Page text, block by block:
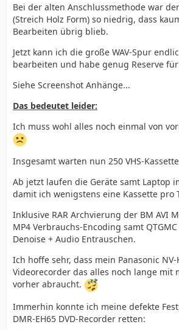
Bei der alten Anschlussmethode war
(Streich Holz Form) so niedrig, dass
Bearbeiten übrig blieb.
Jetzt kann ich die große WAV-Spur
bearbeiten und habe genug Reserve
Siehe Screenshot Anhänge...
Das bedeutet leider:
Ich muss wohl alles noch einmal von
Insgesamt warten nun 250 VHS-
Ab jetzt laufen die Geräte samt Laptop
damit ich wenigstens eine Kassette pro
Inklusive RAR Archvierung der BM AVI
MP4 Verbrauchs-Encoding samt
Denoise + Audio Entrauschen.
Ich hoffe sehr, dass mein Panasonic NV-
Videorecorder das alles noch lange mit
vorher abraucht.
Immerhin konnte ich meine defekte
DMR-EH65 DVD-Recorder retten: